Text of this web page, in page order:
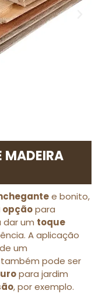
MADEIRA
e bonito,
opçãopara
dar um toque
A aplicação
um
também pode ser
para jardim
, por exemplo.